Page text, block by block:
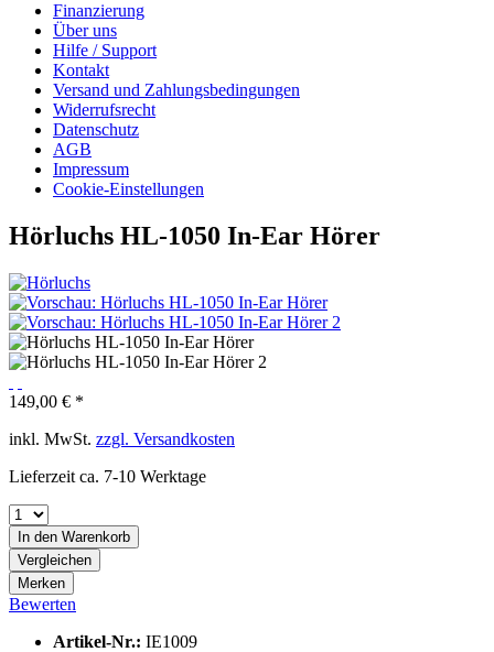
Finanzierung
Über uns
Hilfe / Support
Kontakt
Versand und Zahlungsbedingungen
Widerrufsrecht
Datenschutz
AGB
Impressum
Cookie-Einstellungen
Hörluchs HL-1050 In-Ear Hörer
149,00 € *
inkl. MwSt. zzgl. Versandkosten
Lieferzeit ca. 7-10 Werktage
In den Warenkorb
Vergleichen
Merken
Bewerten
Artikel-Nr.: IE1009